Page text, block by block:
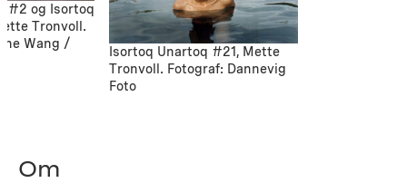
#2 og Isortoq
Tronvoll.
Wang /
Isortoq Unartoq #21, Mette
Tronvoll. Fotograf: Dannevig
Foto
Om